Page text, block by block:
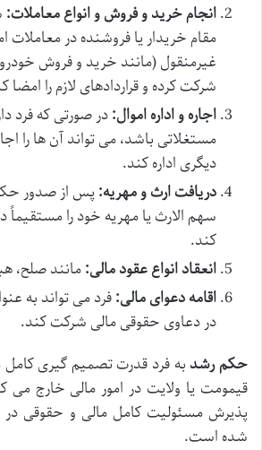
انجام خرید و فروش و انواع معاملات:
مقام خریدار یا فروشنده در معاملات
غیرمنقول (مانند خرید و فروش
شرکت کرده و قراردادهای لازم را امضا
اجاره و اداره اموال:در صورتی که فرد
مستغلاتی باشد، می تواند آن ها را
دیگری اداره کند.
دریافت ارث و مهریه:پس از صدور
سهم الارث یا مهریه خود را
کند.
انعقاد انواع عقود مالی:مانند صلح،
اقامه دعوای مالی:فرد می تواند به
در دعاوی حقوقی مالی شرکت کند.
حکم رشد به فرد قدرت تصمیم گیری کامل
قیمومت یا ولایت در امور مالی خارج می
پذیرش مسئولیت کامل مالی و حقوقی در
شده است.